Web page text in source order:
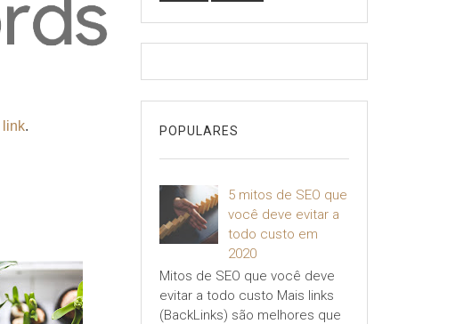
link. POPULARES
5 mitos de SEO que
você deve evitar a
todo custo em
2020
Mitos de SEO que você deve
evitar a todo custo Mais links
(BackLinks) são melhores que